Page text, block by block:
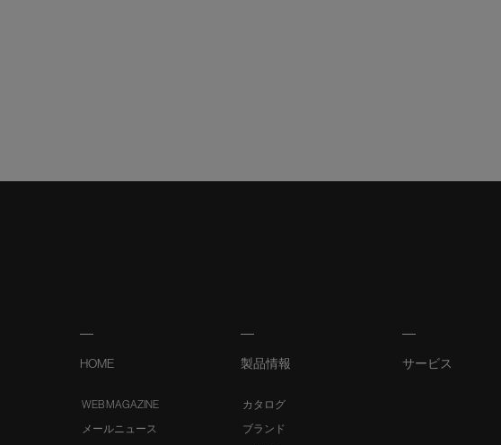
HOME
WEB MAGAZINE
メールニュース
製品情報
カタログ
ブランド
サービス